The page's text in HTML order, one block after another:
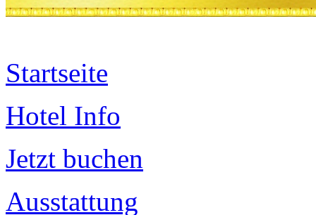
Startseite
Hotel Info
Jetzt buchen
Ausstattung